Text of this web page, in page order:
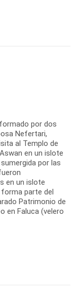
por dos
Nefertari,
al Templo de
en un islote
por las
en un islote
parte del
Patrimonio de
en Faluca (velero